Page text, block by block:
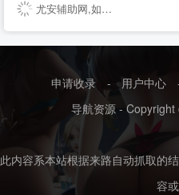
尤安辅助网,如果资源不能与人分享,这不算是真正的资源了.
申请收录 - 用户中心
导航资源 -
此内容系本站根据来路自动抓取的
容